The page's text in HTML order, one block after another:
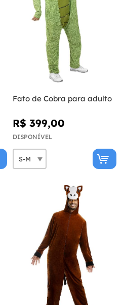
Fato de Cobra para adulto
R$ 399,00
DISPONÍVEL